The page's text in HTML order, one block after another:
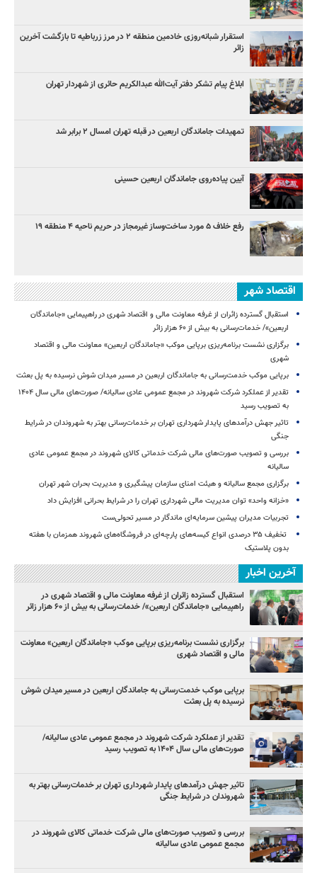
استقرار شبانه‌روزی خادمین منطقه ۲ در مرز زرباطیه تا بازگشت آخرین
زائر
ابلاغ پیام تشکر دفتر آیت‌الله عبدالکریم حائری از شهردار تهران
تمهیدات جاماندگان اربعین در قبله تهران امسال ۲ برابر شد
آیین پیاده‌روی جاماندگان اربعین حسینی
رفع خلاف ۵ مورد ساخت‌وساز غیرمجاز در حریم ناحیه ۴ منطقه ۱۹
اقتصاد شهر
استقبال گسترده زائران از غرفه معاونت مالی و اقتصاد شهری در راهپیمایی «جاماندگان
اربعین»/ خدمات‌رسانی به بیش از ۶۰ هزار زائر
برگزاری نشست برنامه‌ریزی برپایی موکب «جاماندگان اربعین» معاونت مالی و اقتصاد
شهری
برپایی موکب خدمت‌رسانی به جاماندگان اربعین در مسیر میدان شوش نرسیده به پل بعثت
تقدیر از عملکرد شرکت شهروند در مجمع عمومی عادی سالیانه/ صورت‌های مالی سال ۱۴۰۴
به تصویب رسید
تاثیر جهش درآمدهای پایدار شهرداری تهران بر خدمات‌رسانی بهتر به شهروندان در شرایط
جنگی
بررسی و تصویب صورت‌های مالی شرکت خدماتی کالای شهروند در مجمع عمومی عادی
سالیانه
برگزاری مجمع سالیانه و هیئت امنای سازمان پیشگیری و مدیریت بحران شهر تهران
«خزانه واحد» توان مدیریت مالی شهرداری تهران را در شرایط بحرانی افزایش داد
تجربیات مدیران پیشین سرمایه‌ای ماندگار در مسیر تحولی‌ست
️ تخفیف ۳۵ درصدی انواع کیسه‌های پارچه‌ای در فروشگاه‌های شهروند همزمان با هفته
بدون پلاستیک
آخرین اخبار
استقبال گسترده زائران از غرفه معاونت مالی و اقتصاد شهری در
راهپیمایی «جاماندگان اربعین»/ خدمات‌رسانی به بیش از ۶۰ هزار زائر
برگزاری نشست برنامه‌ریزی برپایی موکب «جاماندگان اربعین» معاونت
مالی و اقتصاد شهری
برپایی موکب خدمت‌رسانی به جاماندگان اربعین در مسیر میدان شوش
نرسیده به پل بعثت
تقدیر از عملکرد شرکت شهروند در مجمع عمومی عادی سالیانه/
صورت‌های مالی سال ۱۴۰۴ به تصویب رسید
تاثیر جهش درآمدهای پایدار شهرداری تهران بر خدمات‌رسانی بهتر به
شهروندان در شرایط جنگی
بررسی و تصویب صورت‌های مالی شرکت خدماتی کالای شهروند در
مجمع عمومی عادی سالیانه